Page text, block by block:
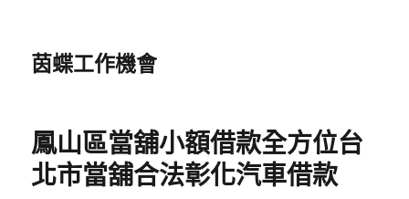
茵蝶工作機會
鳳山區當舖小額借款全方位台
北市當舖合法彰化汽車借款